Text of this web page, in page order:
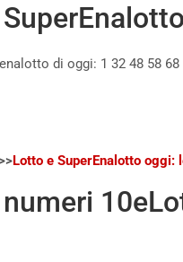
di oggi: 1 32 48 58 68
Lotto e SuperEnalotto